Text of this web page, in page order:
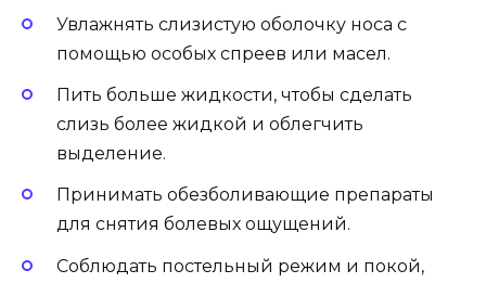
Увлажнять слизистую оболочку носа с
помощью особых спреев или масел.
Пить больше жидкости, чтобы сделать
слизь более жидкой и облегчить
выделение.
Принимать обезболивающие препараты
для снятия болевых ощущений.
Соблюдать постельный режим и покой,